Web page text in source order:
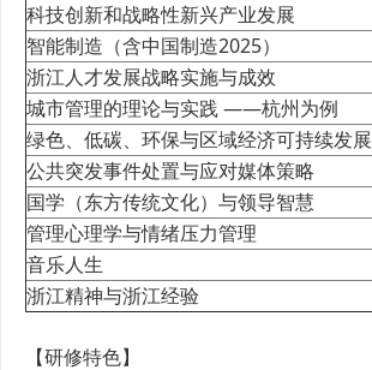
科技创新和战略性新兴产业发展
智能制造（含中国制造2025）
浙江人才发展战略实施与成效
城市管理的理论与实践 ——杭州为例
绿色、低碳、环保与区域经济可持续发展
公共突发事件处置与应对媒体策略
国学（东方传统文化）与领导智慧
管理心理学与情绪压力管理
音乐人生
浙江精神与浙江经验
【研修特色】